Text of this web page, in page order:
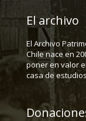
El archivo
El Archivo
Chile nace en
poner en valor
casa de